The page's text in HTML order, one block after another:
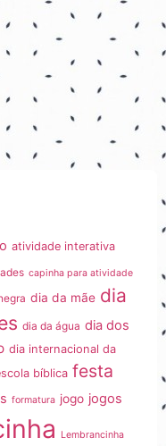
atividade interativa
capinha para atividade
dia da mãe dia
dia da água dia dos
dia internacional da
bíblica festa
formatura jogo jogos
Lembrancinha